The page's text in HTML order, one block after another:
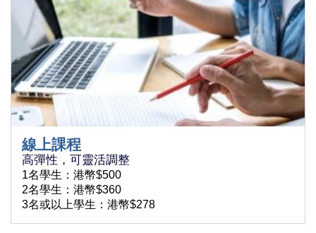
線上課程
高彈性，可靈活調整
1名學生：港幣$500
2名學生：港幣$360
3名或以上學生：港幣$278